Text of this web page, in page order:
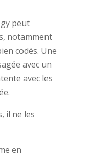
peut
notamment
codés. Une
avec un
avec les
il ne les
en